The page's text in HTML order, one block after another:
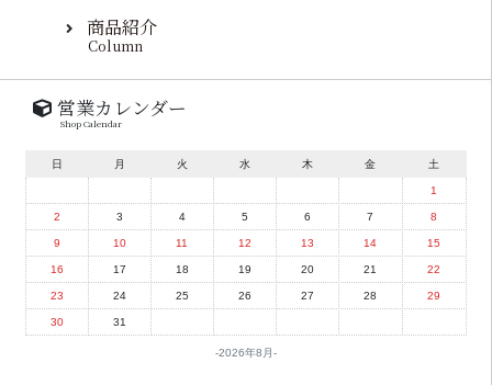
商品紹介
Column
営業カレンダー
Shop Calendar
2026年8月
日 月 火 水 木 金 土
1
2 3 4 5 6 7 8
9 10 11 12 13 14 15
16 17 18 19 20 21 22
23 24 25 26 27 28 29
30 31